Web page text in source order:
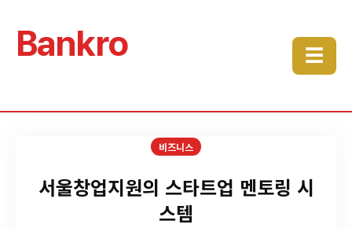
Bankro ☰
비즈니스
서울창업지원의 스타트업 멘토링 시
스템